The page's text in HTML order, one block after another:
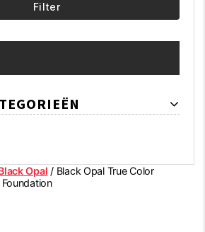
Filter
Opal / Black Opal True Color